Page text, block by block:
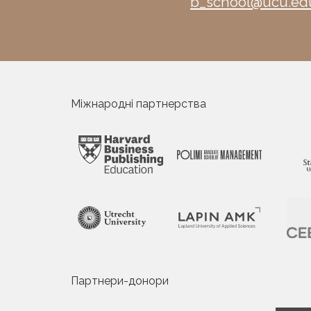
Міжнародні партнерства
Партнери-донори